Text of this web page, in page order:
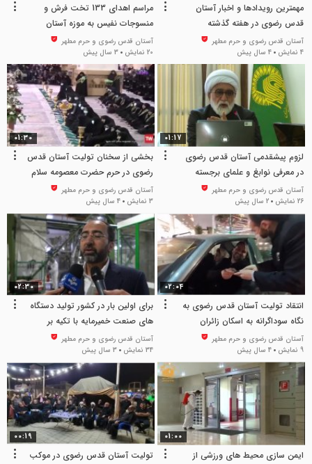
مهمترین رویدادها و اخبار آستان
قدس رضوی در هفته گذشته
آستان قدس رضوی و حرم مطهر
4 نمایش
4 سال پیش
مراسم اهدای 133 تخت فرش و
منسوجات نفیس به موزه آستان
قدس رضوی
آستان قدس رضوی و حرم مطهر
20 نمایش
3 سال پیش
01:17
لزوم پیشقدمی آستان قدس رضوی
در معرفی نوابغ و علمای برجسته
اسلام به جامعه امروزی
آستان قدس رضوی و حرم مطهر
26 نمایش
2 سال پیش
01:30
بخشی از سخنان تولیت آستان قدس
رضوی در حرم حضرت معصومه سلام
الله علیها
آستان قدس رضوی و حرم مطهر
3 نمایش
4 سال پیش
02:04
انتقاد تولیت آستان قدس رضوی به
نگاه سوداگرانه به اسکان زائران
نوروزی در مشهد
آستان قدس رضوی و حرم مطهر
9 نمایش
4 سال پیش
02:30
برای اولین بار در کشور تولید دستگاه
های صنعت خمیرمایه با تکیه بر
متخصصان داخلی
آستان قدس رضوی و حرم مطهر
34 نمایش
3 سال پیش
01:00
ایمن سازی محیط های ورزشی از
00:19
تولیت آستان قدس رضوی در موکب